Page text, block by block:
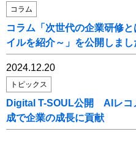
コラム
コラム「次世代の企業研修
イルを紹介～」を公開しまし
2024.12.20
トピックス
Digital T-SOUL公開 AIレコ
成で企業の成長に貢献